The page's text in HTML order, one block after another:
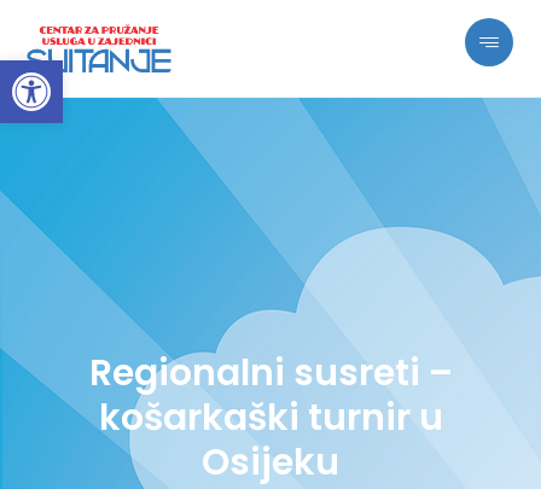
Open toolbar
Regionalni susreti –
košarkaški turnir u
Osijeku